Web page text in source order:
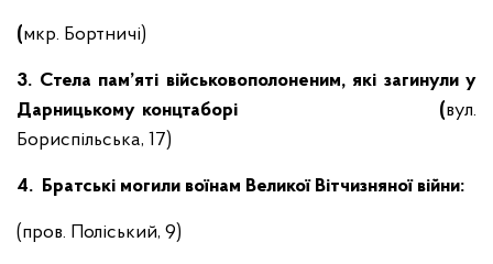
(мкр. Бортничі)
3. Стела пам’яті військовополоненим, які загинули у
Дарницькому концтаборі (вул.
Бориспільська, 17)
4. Братські могили воїнам Великої Вітчизняної війни:
(пров. Поліський, 9)